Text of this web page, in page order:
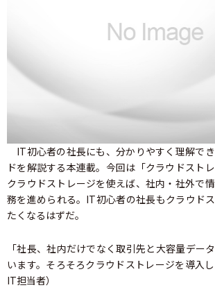
IT初心者の社長にも、分かりやすく理解で
ドを解説する本連載。今回は「クラウドスト
クラウドストレージを使えば、社内・社外で
務を進められる。IT初心者の社長もクラウド
たくなるはずだ。
「社長、社内だけでなく取引先と大容量デー
います。そろそろクラウドストレージを導入
IT担当者）